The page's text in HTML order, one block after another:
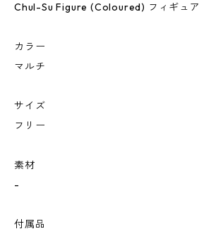
Chul-Su Figure (Coloured) フィギュア
カラー
マルチ
サイズ
フリー
素材
-
付属品